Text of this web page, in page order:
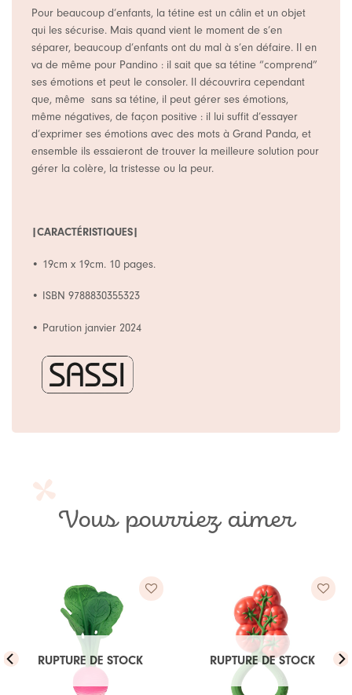
Pour beaucoup d’enfants, la tétine est un câlin et un objet
qui les sécurise. Mais quand vient le moment de s’en
séparer, beaucoup d’enfants ont du mal à s’en défaire. Il en
va de même pour Pandino : il sait que sa tétine “comprend”
ses émotions et peut le consoler. Il découvrira cependant
que, même sans sa tétine, il peut gérer ses émotions,
même négatives, de façon positive : il lui suffit d’essayer
d’exprimer ses émotions avec des mots à Grand Panda, et
ensemble ils essaieront de trouver la meilleure solution pour
gérer la colère, la tristesse ou la peur.
|CARACTÉRISTIQUES|
• 19cm x 19cm. 10 pages.
• ISBN 9788830355323
• Parution janvier 2024
Vous pourriez aimer
liste de
RUPTURE DE STOCK
liste de
RUPTURE DE STOCK